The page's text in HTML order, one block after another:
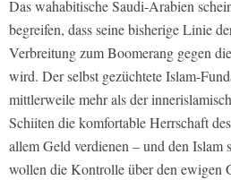
Das wahabitische Saudi-Arabien
begreifen, dass seine bisherige Linie
Verbreitung zum Boomerang gegen
wird. Der selbst gezüchtete Islam-
mittlerweile mehr als der
Schiiten die komfortable Herrschaft
allem Geld verdienen – und den Islam
wollen die Kontrolle über den ewigen